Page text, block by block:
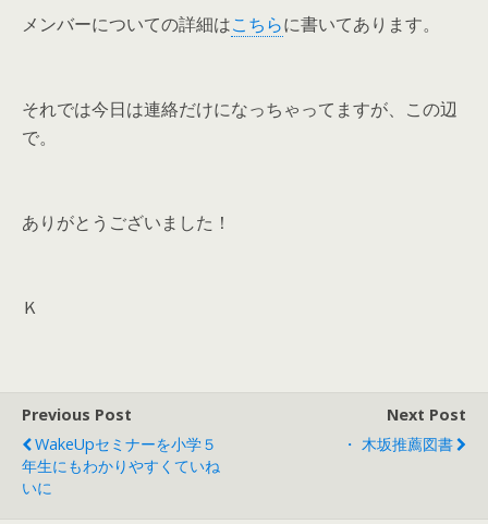
メンバーについての詳細はこちらに書いてあります。
それでは今日は連絡だけになっちゃってますが、この辺
で。
ありがとうございました！
Ｋ
Previous Post
WakeUpセミナーを小学５
年生にもわかりやすくていね
いに
Next Post
・ 木坂推薦図書